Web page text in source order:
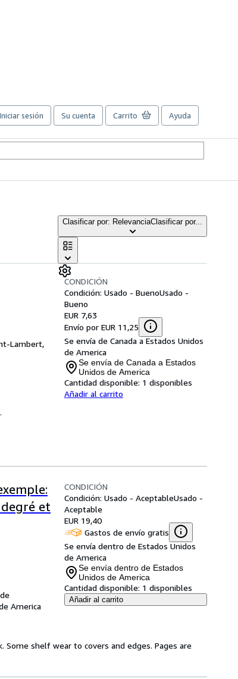
Iniciar sesión Su cuenta Carrito Ayuda
Clasificar por: RelevanciaClasificar por...
Lambert,
CONDICIÓN
Condición: Usado - BuenoUsado -
Bueno
EUR 7,63
Envío por EUR 11,25
Se envía de Canada a Estados Unidos
de America
Se envía de Canada a Estados
Unidos de America
Cantidad disponible: 1 disponibles
Añadir al carrito
et
America
CONDICIÓN
Condición: Usado - AceptableUsado -
Aceptable
EUR 19,40
Gastos de envío gratis
Se envía dentro de Estados Unidos
de America
Se envía dentro de Estados
Unidos de America
Cantidad disponible: 1 disponibles
Añadir al carrito
Some shelf wear to covers and edges. Pages are